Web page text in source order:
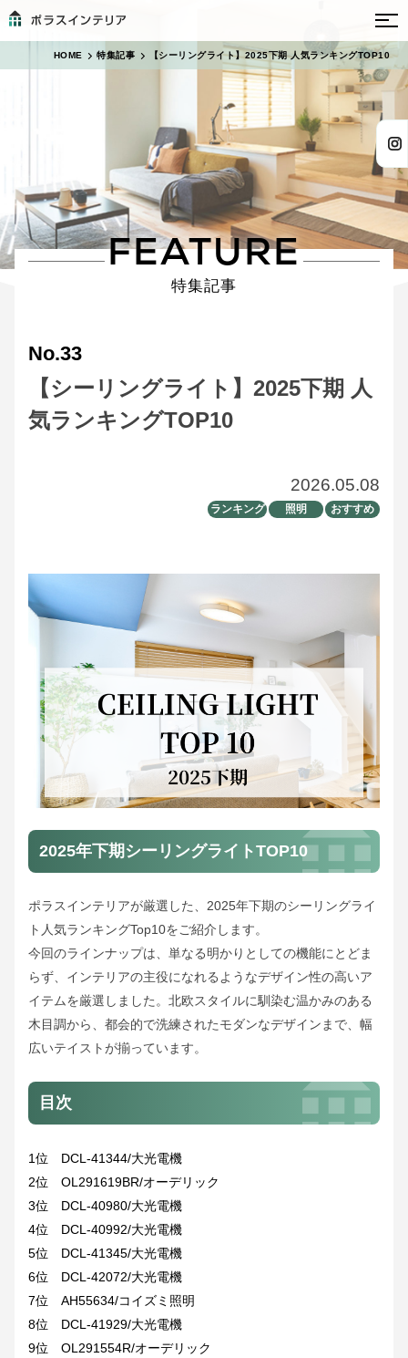
HOME 特集記事 【シーリングライト】2025下期 人気ランキングTOP10
FEATURE
特集記事
No.33
【シーリングライト】2025下期 人
気ランキングTOP10
2026.05.08
ランキング 照明 おすすめ
2025年下期シーリングライトTOP10
ポラスインテリアが厳選した、2025年下期のシーリングライ
ト人気ランキングTop10をご紹介します。
今回のラインナップは、単なる明かりとしての機能にとどま
らず、インテリアの主役になれるようなデザイン性の高いア
イテムを厳選しました。北欧スタイルに馴染む温かみのある
木目調から、都会的で洗練されたモダンなデザインまで、幅
広いテイストが揃っています。
目次
1位 DCL-41344/大光電機
2位 OL291619BR/オーデリック
3位 DCL-40980/大光電機
4位 DCL-40992/大光電機
5位 DCL-41345/大光電機
6位 DCL-42072/大光電機
7位 AH55634/コイズミ照明
8位 DCL-41929/大光電機
9位 OL291554R/オーデリック